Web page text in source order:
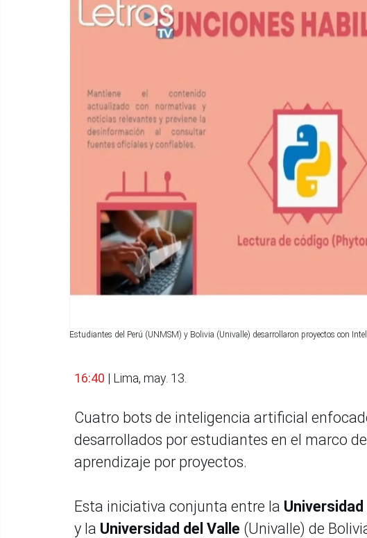
Estudiantes del Perú (UNMSM) y Bolivia (Univalle) desarrollaron proyectos con
16:40 | Lima, may. 13.
Cuatro bots de inteligencia artificial
desarrollados por estudiantes en el marco
aprendizaje por proyectos.
Esta iniciativa conjunta entre la
y la Universidad del Valle (Univalle) de